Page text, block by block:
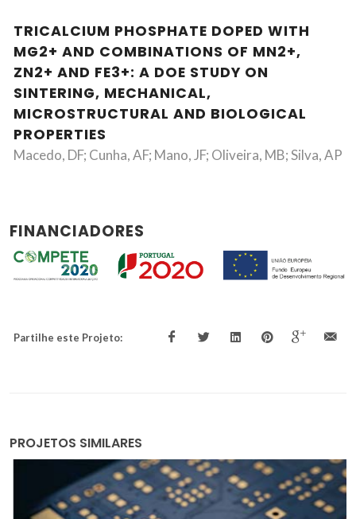
TRICALCIUM PHOSPHATE DOPED WITH
MG2+ AND COMBINATIONS OF MN2+,
ZN2+ AND FE3+: A DOE STUDY ON
SINTERING, MECHANICAL,
MICROSTRUCTURAL AND BIOLOGICAL
PROPERTIES
Macedo, DF; Cunha, AF; Mano, JF; Oliveira, MB; Silva, AP
FINANCIADORES
Partilhe este Projeto:
PROJETOS SIMILARES